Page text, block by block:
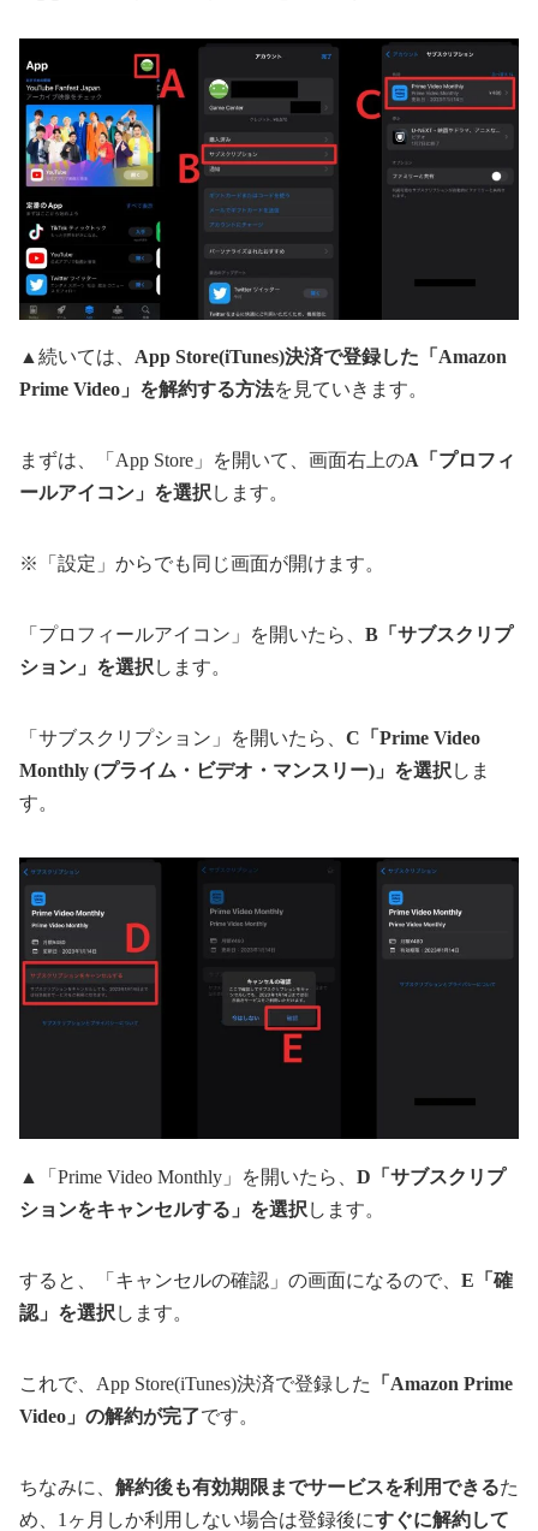
▲続いては、 App Store(iTunes)決済で登録した「Amazon
Prime Video」を解約する方法を見ていきます。
まずは、「App Store」を開いて、画面右上のA「プロフィ
ールアイコン」を選択 します。
※「設定」からでも同じ画面が開けます。
「プロフィールアイコン」を開いたら、 B「サブスクリプ
ション」を選択 します。
「サブスクリプション」を開いたら、 C「Prime Video
Monthly (プライム・ビデオ・マンスリー)」を選択 しま
す。
▲「Prime Video Monthly」を開いたら、 D「サブスクリプ
ションをキャンセルする」を選択 します。
すると、「キャンセルの確認」の画面になるので、 E「確
認」を選択 します。
これで、App Store(iTunes)決済で登録した
「Amazon Prime
Video」の解約が完了です。
ちなみに、 解約後も有効期限までサービスを利用できるた
め、1ヶ月しか利用しない場合は登録後にすぐに解約して